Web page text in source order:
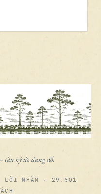
tàu ký ức đang đỗ.
LỜI NHẮN · 29.501